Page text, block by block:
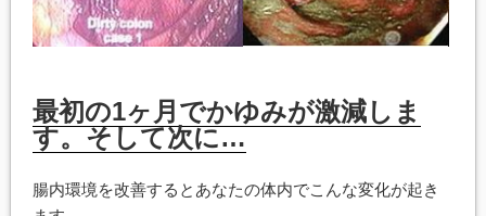
最初の1ヶ月でかゆみが激減しま
す。そして次に…
腸内環境を改善するとあなたの体内でこんな変化が起き